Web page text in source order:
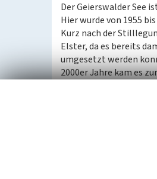
Der Geierswalder See
Hier wurde von 1955
Kurz nach der
Elster, da es bereits
umgesetzt werden
2000er Jahre kam es
Koschener See in
und die touristische
ist der Geierswalder
der See mit den
(Kathrin Kruner,